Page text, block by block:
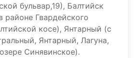
бульвар,19), Балтийск
районе Гвардейского
косе), Янтарный (с
Янтарный, Лагуна,
Синявинское).